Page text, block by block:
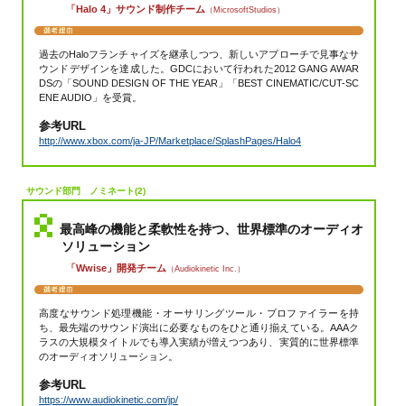
過去のCEDEC「Halo 4」サウンド制作チーム （MicrosoftStudios）
過去のHaloフランチャイズを継承しつつ、新しいアプローチで見事なサ
ウンドデザインを達成した。GDCにおいて行われた2012 GANG AWAR
DSの「SOUND DESIGN OF THE YEAR」「BEST CINEMATIC/CUT-SC
ENE AUDIO」を受賞。
参考URL
http://www.xbox.com/ja-JP/Marketplace/SplashPages/Halo4
サウンド部門 ノミネート(2)
最高峰の機能と柔軟性を持つ、世界標準のオーディオ
ソリューション
「Wwise」開発チーム （Audiokinetic Inc.）
高度なサウンド処理機能・オーサリングツール・プロファイラーを持
ち、最先端のサウンド演出に必要なものをひと通り揃えている。AAAク
ラスの大規模タイトルでも導入実績が増えつつあり、実質的に世界標準
のオーディオソリューション。
参考URL
https://www.audiokinetic.com/jp/